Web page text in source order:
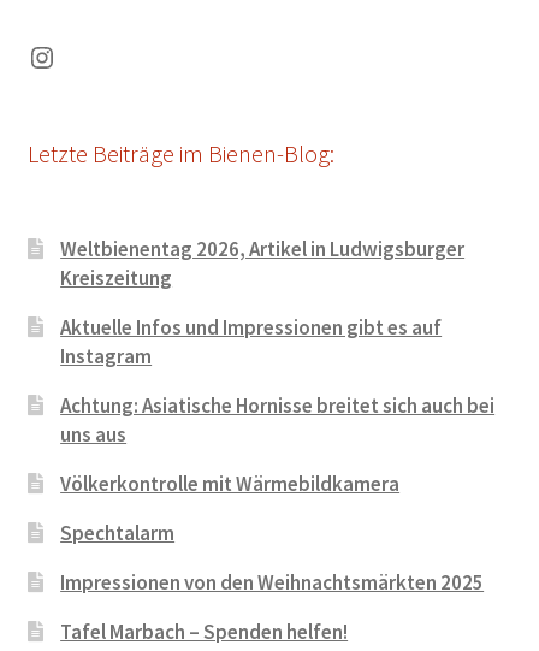
Instagram
Letzte Beiträge im Bienen-Blog:
Weltbienentag 2026, Artikel in Ludwigsburger
Kreiszeitung
Aktuelle Infos und Impressionen gibt es auf
Instagram
Achtung: Asiatische Hornisse breitet sich auch bei
uns aus
Völkerkontrolle mit Wärmebildkamera
Spechtalarm
Impressionen von den Weihnachtsmärkten 2025
Tafel Marbach – Spenden helfen!